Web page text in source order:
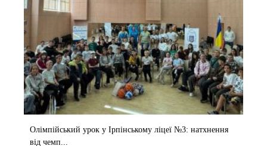
Олімпійський урок у Ірпінському ліцеї №3: натхнення
від чемп...